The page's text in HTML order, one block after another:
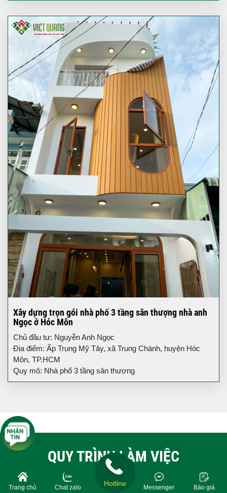
Xây dựng trọn gói nhà phố 3 tầng sân thượng nhà anh
Ngọc ở Hóc Môn
Chủ đầu tư: Nguyễn Anh Ngọc
Địa điểm: Ấp Trung Mỹ Tây, xã Trung Chánh, huyện Hóc
Môn, TP.HCM
Quy mô: Nhà phố 3 tầng sân thượng
QUY TRÌNH LÀM VIỆC
Trang chủ Chat zalo Báo giá
Messenger
Hotline